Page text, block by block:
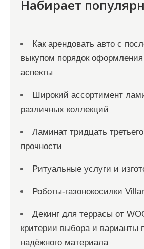
Набирает
Как арендовать авто с
выкупом порядок
аспекты
Широкий ассортимент
различных коллекций
Ламинат тридцать
прочности
Ритуальные услуги и
Роботы-газонокосилки
Декинг для террасы от
критерии выбора и варианты
надёжного материала